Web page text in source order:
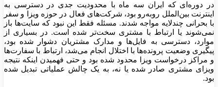
در دوره‌ای که ایران سه ماه با محدودیت جدی در دسترسی به
اینترنت بین‌الملل روبه‌رو بود، شرکت‌های فعال در حوزه ویزا و سفر
با بحرانی چندلایه مواجه شدند. مسئله فقط این نبود که سایت‌ها باز
نمی‌شوند یا ارتباط با مشتری سخت‌تر شده است. در بسیاری از
موارد، دسترسی به فایل‌ها و مدارک مشتریان دشوار شده بود،
پیگیری وضعیت پرونده‌ها با اختلال انجام می‌شد، ارتباط با سفارت‌ها
و مراکز درخواست ویزا محدود شده بود و حتی فهمیدن اینکه نتیجه
ویزای مشتری صادر شده یا نه، به یک چالش عملیاتی تبدیل شده
بود.